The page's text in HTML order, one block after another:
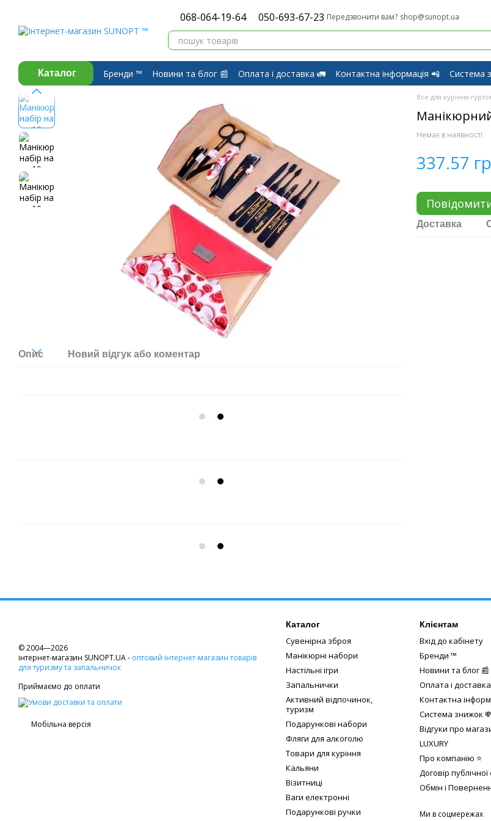
068-064-19-64 050-693-67-23 Передзвонити вам? shop@sunopt.ua
Каталог Бренди ™️ Новини та блог 📰 Оплата і доставка 🚛 Контактна інформація 📲 Система
Про компанію ⭐
Договір публічної оферти Обмін і Повернення
Опис Новий відгук або коментар
Все для куріння
Манікюрний
Немає в наявності
337.57
Доставка
© 2004—2026
інтернет-магазин SUNOPT.UA - оптовий інтернет-магазин товарів
для туризму та запальничок
Приймаємо до оплати
Мобільна версія
Каталог
Сувенірна зброя
Манікюрні набори
Настільні ігри
Запальнички
Активний відпочинок,
туризм
Подарункові набори
Фляги для алкоголю
Товари для куріння
Кальяни
Візитниці
Ваги електронні
Подарункові ручки
Клієнтам
Вхід до кабінету
Бренди ™️
Новини та блог 📰
Оплата і
Контактна
Система знижок
Відгуки про
LUXURY
Про компанію ⭐
Договір
Обмін і
Ми в соцмережах